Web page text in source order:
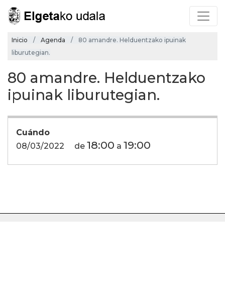
Inicio Agenda
80 amandre. Helduentzako ipuinak
liburutegian.
80 amandre. Helduentzako
ipuinak liburutegian.
Cuándo
08/03/2022
de 18:00 a 19:00